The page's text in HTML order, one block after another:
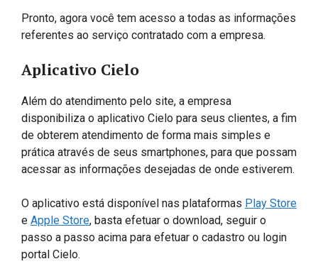
Pronto, agora você tem acesso a todas as informações
referentes ao serviço contratado com a empresa.
Aplicativo Cielo
Além do atendimento pelo site, a empresa
disponibiliza o aplicativo Cielo para seus clientes, a fim
de obterem atendimento de forma mais simples e
prática através de seus smartphones, para que possam
acessar as informações desejadas de onde estiverem.
O aplicativo está disponível nas plataformas Play Store
e Apple Store, basta efetuar o download, seguir o
passo a passo acima para efetuar o cadastro ou login
portal Cielo.